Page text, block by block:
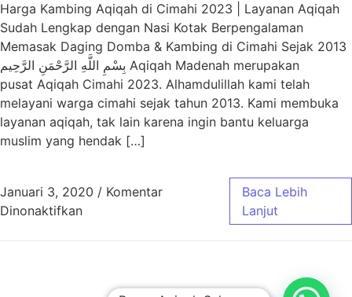
Harga Kambing Aqiqah di Cimahi 2023 | Layanan Aqiqah
Sudah Lengkap dengan Nasi Kotak Berpengalaman
Memasak Daging Domba & Kambing di Cimahi Sejak 2013
بِسْمِ اللَّهِ الرَّحْمَنِ الرَّحِيم Aqiqah Madenah merupakan
pusat Aqiqah Cimahi 2023. Alhamdulillah kami telah
melayani warga cimahi sejak tahun 2013. Kami membuka
layanan aqiqah, tak lain karena ingin bantu keluarga
muslim yang hendak […]
Januari 3, 2020 / Komentar
Dinonaktifkanpada Harga Paket Aqiqah Cimahi – Aqiqah
Baca Lebih
Lanjut